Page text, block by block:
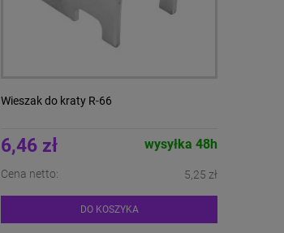
Wieszak do kraty R-66
6,46 zł
Cena netto: 5,25 zł
wysyłka 48h
DO KOSZYKA